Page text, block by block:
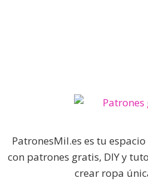
PatronesMil.es es tu
con patrones gratis, DIY y
crear ropa